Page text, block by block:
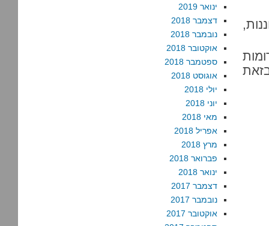
ינואר 2019
דצמבר 2018
נובמבר 2018
אוקטובר 2018
ספטמבר 2018
אוגוסט 2018
יולי 2018
יוני 2018
מאי 2018
אפריל 2018
מרץ 2018
פברואר 2018
ינואר 2018
דצמבר 2017
נובמבר 2017
אוקטובר 2017